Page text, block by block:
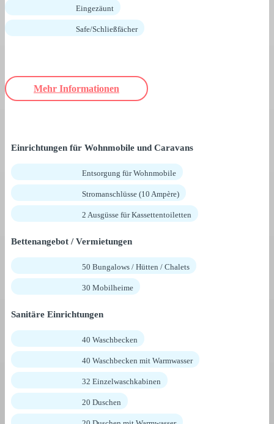
Eingezäunt
Safe/Schließfächer
Mehr Informationen
Einrichtungen für Wohnmobile und Caravans
Entsorgung für Wohnmobile
Stromanschlüsse (10 Ampère)
2 Ausgüsse für Kassettentoiletten
Bettenangebot / Vermietungen
50 Bungalows / Hütten / Chalets
30 Mobilheime
Sanitäre Einrichtungen
40 Waschbecken
40 Waschbecken mit Warmwasser
32 Einzelwaschkabinen
20 Duschen